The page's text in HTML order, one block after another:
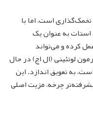
تخمک‌گذاری است، اما با
به عنوان یک
کرده و می‌تواند
لوتئینی (ال اچ) در حال
به تعویق اندازد. این
چرخه، مزیت اصلی